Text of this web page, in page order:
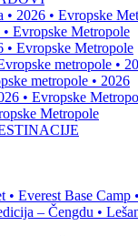
• 2026 • Evropske
• Evropske Metropole
• Evropske Metropole
metropole •
metropole • 2026
• Evropske
Metropole
• Everest Base Camp
– Čengdu •